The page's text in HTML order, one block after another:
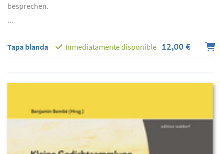
besprechen.
...
Tapa blanda Inmediatamente disponible 12,00 €